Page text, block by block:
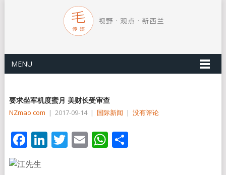
MENU
要求坐军机度蜜月 美财长受审查
NZmao com | 2017-09-14 | 国际新闻 | 没有评论
Facebook
LinkedIn
Twitter
EmailWhatsApp
分